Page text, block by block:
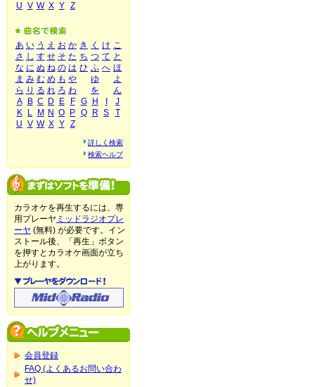
U V W X Y Z
あ い う え お か き く け こ
さ し す せ そ た ち つ て と
な に ぬ ね の は ひ ふ へ ほ
ま み む め も や ゆ
よ
ら り る れ ろ わ を
ん
A
B C D E F G H
J
K
L M N O P Q R S
T
U V W X Y Z
詳しく検索
検索ヘルプ
カラオケを再生するには、専
用プレーヤ ミッドラジオプレ
ーヤ (無料) が必要です。イン
ストール後、「再生」ボタン
を押すとカラオケ画面が立ち
上がります。
会員登録
FAQ (よくあるお問い合わ
せ)